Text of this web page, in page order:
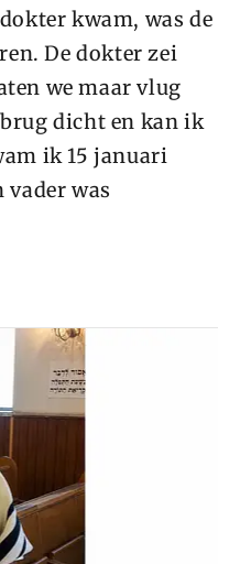
kwam, was de
De dokter zei
we maar vlug
dicht en kan ik
ik 15 januari
vader was